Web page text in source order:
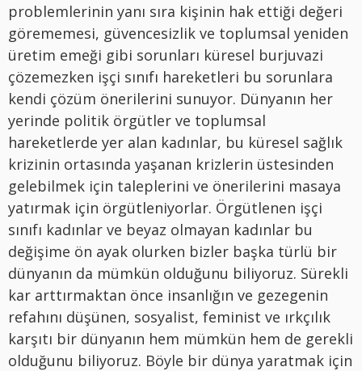
problemlerinin yanı sıra kişinin hak ettiği değeri
görememesi, güvencesizlik ve toplumsal yeniden
üretim emeği gibi sorunları küresel burjuvazi
çözemezken işçi sınıfı hareketleri bu sorunlara
kendi çözüm önerilerini sunuyor. Dünyanın her
yerinde politik örgütler ve toplumsal
hareketlerde yer alan kadınlar, bu küresel sağlık
krizinin ortasında yaşanan krizlerin üstesinden
gelebilmek için taleplerini ve önerilerini masaya
yatırmak için örgütleniyorlar. Örgütlenen işçi
sınıfı kadınlar ve beyaz olmayan kadınlar bu
değişime ön ayak olurken bizler başka türlü bir
dünyanın da mümkün olduğunu biliyoruz. Sürekli
kar arttırmaktan önce insanlığın ve gezegenin
refahını düşünen, sosyalist, feminist ve ırkçılık
karşıtı bir dünyanın hem mümkün hem de gerekli
olduğunu biliyoruz. Böyle bir dünya yaratmak için